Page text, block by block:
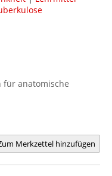
für anatomische
Merkzettel hinzufügen